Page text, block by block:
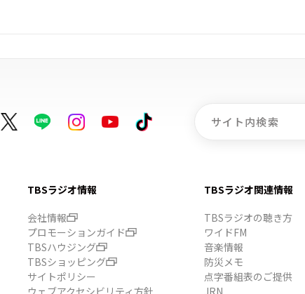
TBSラジオ情報
会社情報
プロモーションガイド
TBSハウジング
TBSショッピング
サイトポリシー
ウェブアクセシビリティ方針
TBSラジオ関連情報
TBSラジオの聴き方
ワイドFM
音楽情報
防災メモ
点字番組表のご提供
JRN